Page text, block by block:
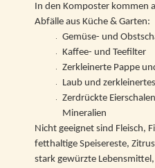
In den Komposter kommen
Abfälle aus Küche & Garten:
Gemüse- und
Kaffee- und Teefilter
Zerkleinerte Pappe
Laub und
Zerdrückte
Mineralien
Nicht geeignet sind Fleisch,
fetthaltige Speisereste,
stark gewürzte